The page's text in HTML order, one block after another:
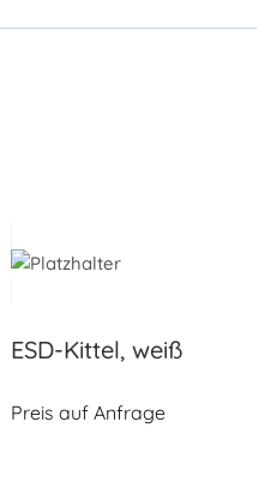
ESD-Kittel, weiß
Preis auf Anfrage